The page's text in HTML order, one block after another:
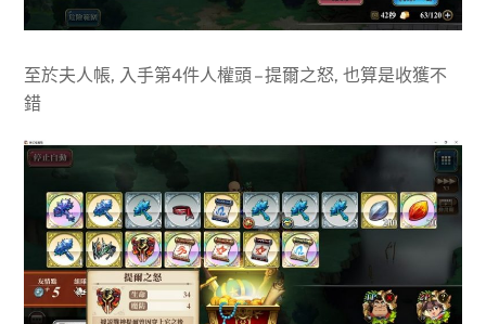
至於夫人帳, 入手第4件人權頭 – 提爾之怒, 也算是收獲不
錯